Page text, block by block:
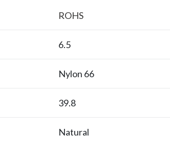
ROHS
6.5
Nylon 66
39.8
Natural